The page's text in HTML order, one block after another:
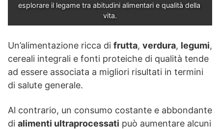
esplorare il legame tra abitudini alimentari e qualità della
vita.
Un’alimentazione ricca di frutta, verdura, legumi,
cereali integrali e fonti proteiche di qualità tende
ad essere associata a migliori risultati in termini
di salute generale.
Al contrario, un consumo costante e abbondante
di alimenti ultraprocessati può aumentare alcuni